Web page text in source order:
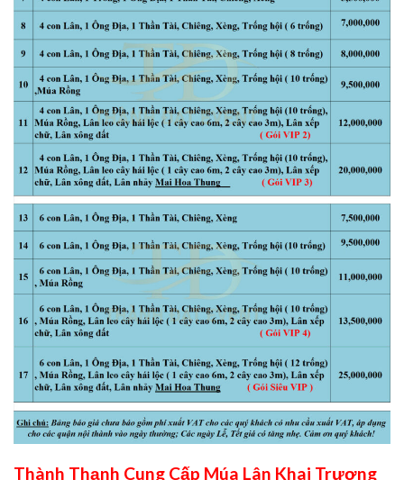
Thành Thạnh Cung Cấp Múa Lân Khai Trương